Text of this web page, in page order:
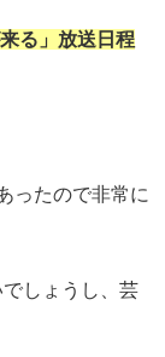
る」放送日程
ったので非常に
しょうし、芸